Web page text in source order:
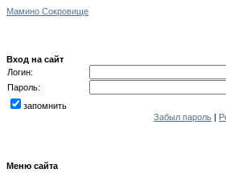
Мамино Сокровище
Вход на сайт
Логин:
Пароль:
запомнить
Забыл пароль |
Меню сайта